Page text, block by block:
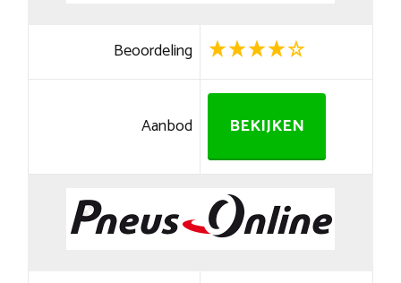
Beoordeling
Aanbod BEKIJKEN